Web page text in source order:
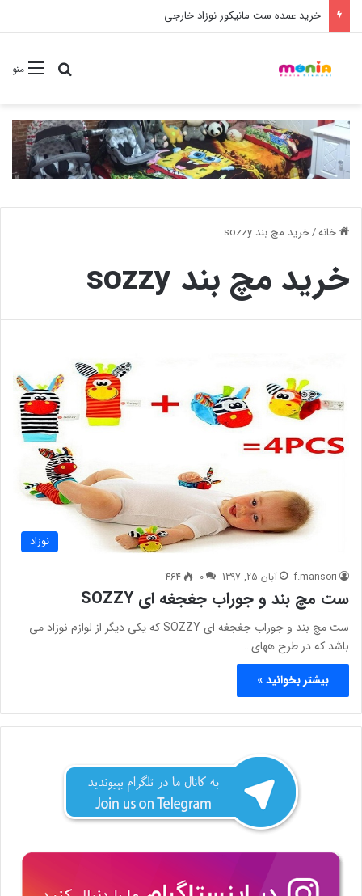
خرید شامپو سر و بدن 500 میل کودک موستلا
منوجستجو
خانه/خرید مچ بند sozzy
خرید مچ بند sozzy
نوزاد
f.mansori آبان 25, 1397 0
464
ست مچ بند و جوراب جغجغه ای SOZZY
ست مچ بند و جوراب جغجغه ای SOZZY که یکی دیگر از لوازم نوزاد می
باشد که در طرح ههای…
بیشتر بخوانید »